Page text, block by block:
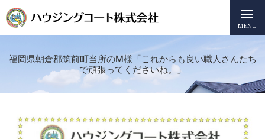
MENU
福岡県朝倉郡筑前町当所のM様「これからも良い職人さんたち
で頑張ってくださいね。」